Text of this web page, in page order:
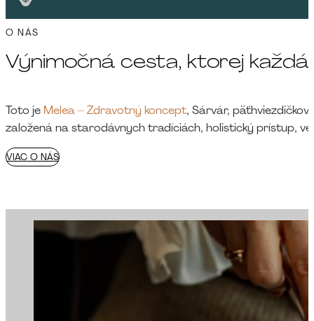
Výnimočná cesta, ktorej každá
O NÁS
Toto je Melea – Zdravotný koncept, Sárvár,
založená na starodávnych tradíciách, holistický prístup,
VIAC O NÁS